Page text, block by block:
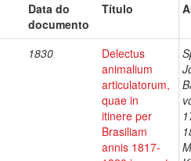
Data do
documento
Título
1830
Delectus
animalium
articulatorum,
quae in
itinere per
Brasiliam
annis 1817-